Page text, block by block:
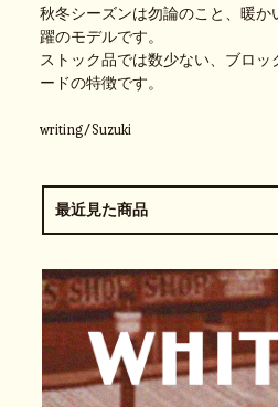
秋冬シーズンは勿論のこと、暖か
躍のモデルです。
ストック品では数少ない、ブロッ
ードの特徴です。
writing/Suzuki
最近見た商品